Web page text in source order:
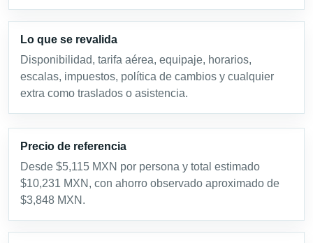
Lo que se revalida
Disponibilidad, tarifa aérea, equipaje, horarios,
escalas, impuestos, política de cambios y cualquier
extra como traslados o asistencia.
Precio de referencia
Desde $5,115 MXN por persona y total estimado
$10,231 MXN, con ahorro observado aproximado de
$3,848 MXN.